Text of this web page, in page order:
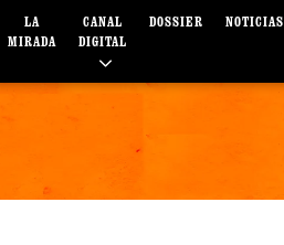
LA
MIRADA
CANAL
DIGITAL
DOSSIER NOTICIAS